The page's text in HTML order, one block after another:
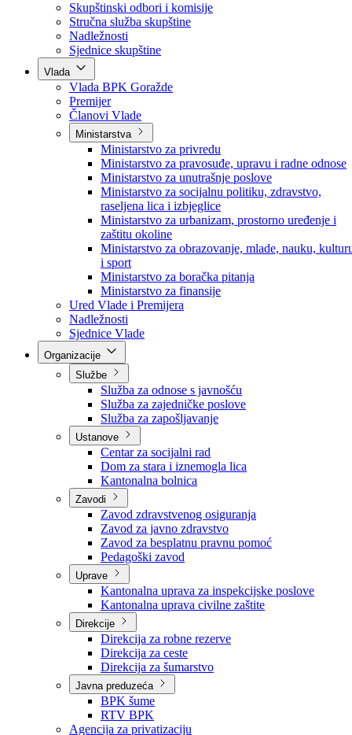
Poslanici po strankama
Poslanici po klubovima naroda
Kolegij skupštine
Skupštinski odbori i komisije
Stručna služba skupštine
Nadležnosti
Sjednice skupštine
Vlada
Vlada BPK Goražde
Premijer
Članovi Vlade
Ministarstva
Ministarstvo za privredu
Ministarstvo za pravosuđe, upravu i radne odnose
Ministarstvo za unutrašnje poslove
Ministarstvo za socijalnu politiku, zdravstvo,
raseljena lica i izbjeglice
Ministarstvo za urbanizam, prostorno uređenje i
zaštitu okoline
Ministarstvo za obrazovanje, mlade, nauku,
i sport
Ministarstvo za boračka pitanja
Ministarstvo za finansije
Ured Vlade i Premijera
Nadležnosti
Sjednice Vlade
Službe
Služba za odnose s javnošću
Služba za zajedničke poslove
Služba za zapošljavanje
Ustanove
Centar za socijalni rad
Dom za stara i iznemogla lica
Kantonalna bolnica
Zavodi
Zavod zdravstvenog osiguranja
Zavod za javno zdravstvo
Zavod za besplatnu pravnu pomoć
Pedagoški zavod
Uprave
Kantonalna uprava za inspekcijske poslove
Kantonalna uprava civilne zaštite
Direkcije
Direkcija za robne rezerve
Direkcija za ceste
Direkcija za šumarstvo
Javna preduzeća